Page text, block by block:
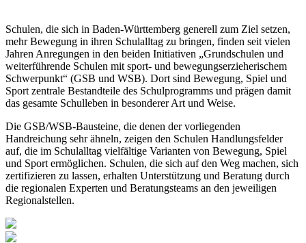
Schulen, die sich in Baden-Württemberg generell zum Ziel setzen,
mehr Bewegung in ihren Schulalltag zu bringen, finden seit vielen
Jahren Anregungen in den beiden Initiativen „Grundschulen und
weiterführende Schulen mit sport- und bewegungserzieherischem
Schwerpunkt“ (GSB und WSB). Dort sind Bewegung, Spiel und
Sport zentrale Bestandteile des Schulprogramms und prägen damit
das gesamte Schulleben in besonderer Art und Weise.
Die GSB/WSB-Bausteine, die denen der vorliegenden
Handreichung sehr ähneln, zeigen den Schulen Handlungsfelder
auf, die im Schulalltag vielfältige Varianten von Bewegung, Spiel
und Sport ermöglichen. Schulen, die sich auf den Weg machen, sich
zertifizieren zu lassen, erhalten Unterstützung und Beratung durch
die regionalen Experten und Beratungsteams an den jeweiligen
Regionalstellen.